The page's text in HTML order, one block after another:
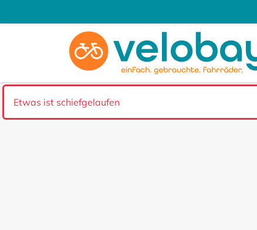
Etwas ist schiefgelaufen